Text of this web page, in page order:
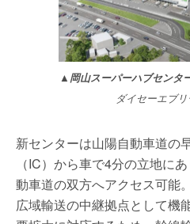
▲岡山スーパーハブセンタ
ダイセーエブリ
新センターは山陽自動車道の
（IC）から車で4分の立地に
動車道の双方へアクセス可能
広域輸送の中継拠点として機